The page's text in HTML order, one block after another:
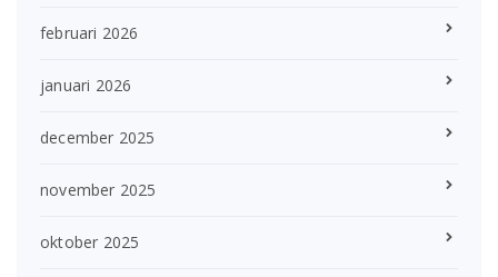
februari 2026
januari 2026
december 2025
november 2025
oktober 2025